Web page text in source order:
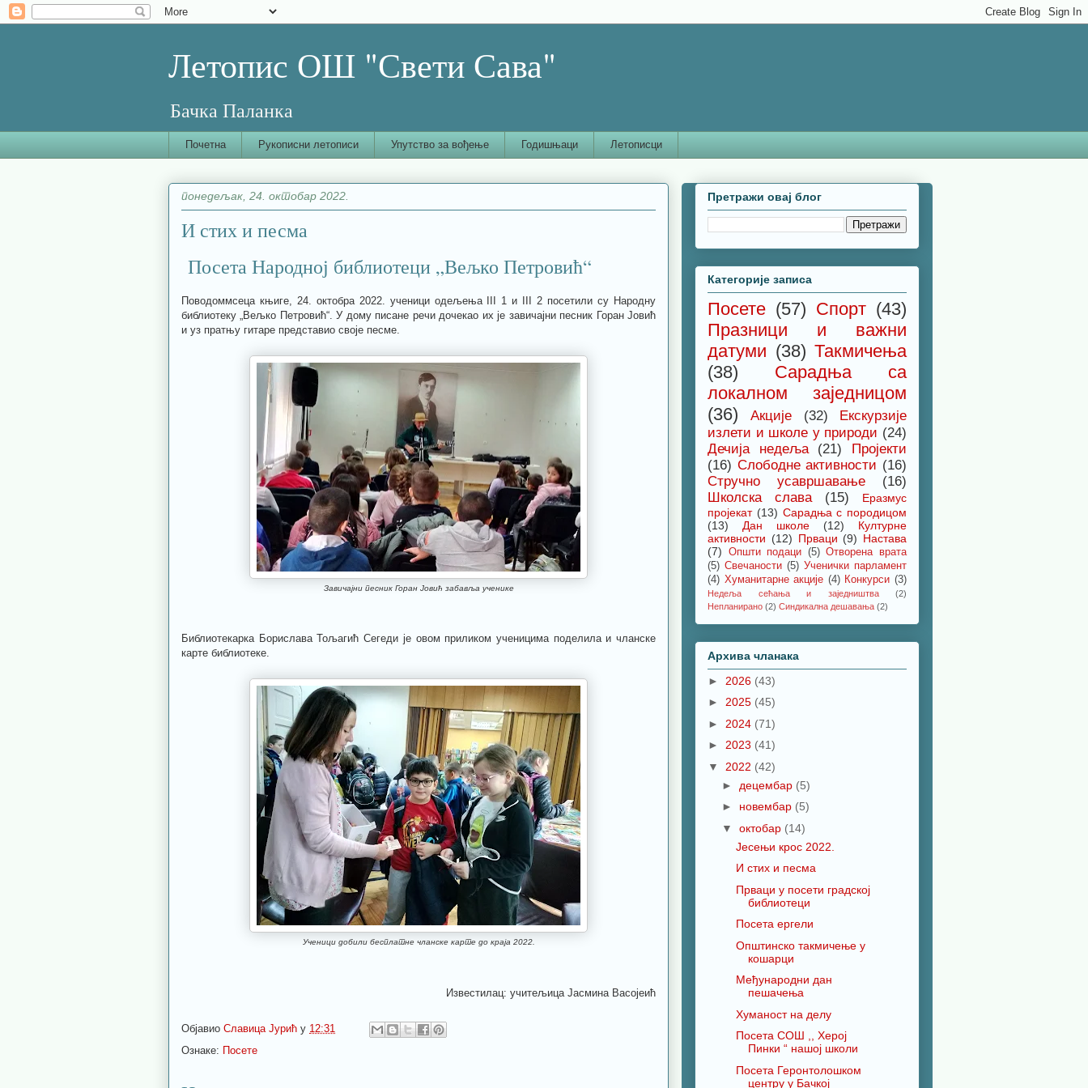
Летопис ОШ "Свети Сава"
Бачка Паланка
Почетна Рукописни летописи Упутство за вођење Годишњаци Летописци
понедељак, 24. октобар 2022.
И стих и песма
Посета Народној библиотеци „Вељко Петровић“
Поводоммсеца књиге, 24. октобра 2022. ученици одељења III 1 и III 2 посетили су Народну
библиотеку „Вељко Петровић“. У дому писане речи дочекао их је завичајни песник Горан Јовић
и уз пратњу гитаре представио своје песме.
Завичајни песник Горан Јовић забавља ученике
Библиотекарка Борислава Тољагић Сегеди је овом приликом ученицима поделила и чланске
карте библиотеке.
Ученици добили бесплатне чланске карте до краја 2022.
Известилац: учитељица Јасмина Васојеић
Објавио Славица Јурић у 12:31
Ознаке: Посете
Претражи овај блог
Категорије записа
Посете (57) Спорт (43)
Празници и важни
датуми (38) Такмичења
(38)
Сарадња са
локалном заједницом
(36)
Акције (32)
Екскурзије
излети и школе у природи (24)
Дечија недеља
(21)
Пројекти
(16) Слободне активности (16)
Стручно усавршавање
(16)
Школска слава
(15)
Еразмус
пројекат (13) Сарадња с породицом
(13)
Дан школе (12)
Културне
активности (12) Прваци (9) Настава
(7)
Општи подаци (5) Отворена врата
(5) Свечаности (5) Ученички парламент
(4) Хуманитарне акције (4) Конкурси (3)
Недеља сећања и заједништва
(2)
Непланирано (2) Синдикална дешавања (2)
Архива чланака
► 2026 (43)
► 2025 (45)
► 2024 (71)
► 2023 (41)
▼ 2022 (42)
► децембар (5)
► новембар (5)
▼ октобар (14)
Јесењи крос 2022.
И стих и песма
Прваци у посети градској
библиотеци
Посета ергели
Општинско такмичење у
кошарци
Међународни дан
пешачења
Хуманост на делу
Посета СОШ ,, Херој
Пинки “ нашој школи
Посета Геронтолошком
центру у Бачкој